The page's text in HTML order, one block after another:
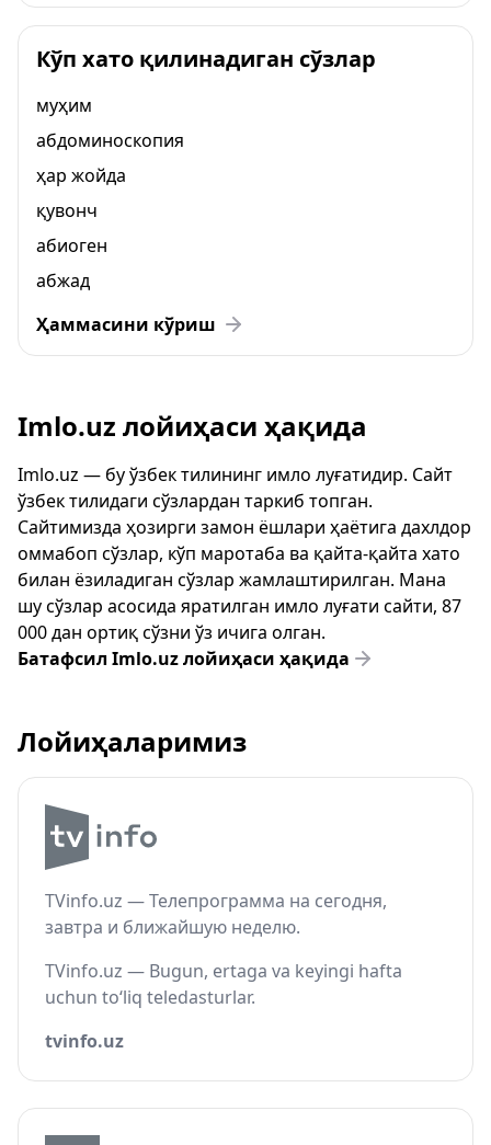
Кўп хато қилинадиган сўзлар
муҳим
абдоминоскопия
ҳар жойда
қувонч
абиоген
абжад
Ҳаммасини кўриш
Imlo.uz лойиҳаси ҳақида
Imlo.uz — бу ўзбек тилининг имло луғатидир. Сайт
ўзбек тилидаги сўзлардан таркиб топган.
Сайтимизда ҳозирги замон ёшлари ҳаётига дахлдор
оммабоп сўзлар, кўп маротаба ва қайта-қайта хато
билан ёзиладиган сўзлар жамлаштирилган. Мана
шу сўзлар асосида яратилган имло луғати сайти, 87
000 дан ортиқ сўзни ўз ичига олган.
Батафсил Imlo.uz лойиҳаси ҳақида
Лойиҳаларимиз
TVinfo.uz — Телепрограмма на сегодня,
завтра и ближайшую неделю.
TVinfo.uz — Bugun, ertaga va keyingi hafta
uchun to‘liq teledasturlar.
tvinfo.uz